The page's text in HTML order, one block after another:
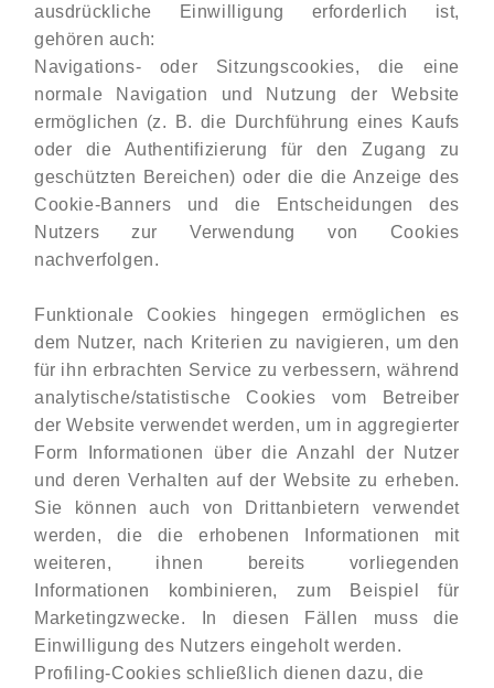
ausdrückliche Einwilligung erforderlich ist,
gehören auch:
Navigations- oder Sitzungscookies, die eine
normale Navigation und Nutzung der Website
ermöglichen (z. B. die Durchführung eines Kaufs
oder die Authentifizierung für den Zugang zu
geschützten Bereichen) oder die die Anzeige des
Cookie-Banners und die Entscheidungen des
Nutzers zur Verwendung von Cookies
nachverfolgen.
Funktionale Cookies hingegen ermöglichen es
dem Nutzer, nach Kriterien zu navigieren, um den
für ihn erbrachten Service zu verbessern, während
analytische/statistische Cookies vom Betreiber
der Website verwendet werden, um in aggregierter
Form Informationen über die Anzahl der Nutzer
und deren Verhalten auf der Website zu erheben.
Sie können auch von Drittanbietern verwendet
werden, die die erhobenen Informationen mit
weiteren, ihnen bereits vorliegenden
Informationen kombinieren, zum Beispiel für
Marketingzwecke. In diesen Fällen muss die
Einwilligung des Nutzers eingeholt werden.
Profiling-Cookies schließlich dienen dazu, die